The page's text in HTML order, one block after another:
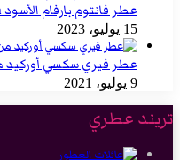
عطر فانتوم بارفام الأسود Phantom Parfum من باكو رابان
15 يوليو، 2023
عطر فيري سكسي أوركيد
9 يوليو، 2021
تريند عطري